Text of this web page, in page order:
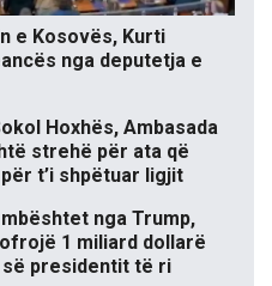
e Kosovës, Kurti
nga deputetja e
Hoxhës, Ambasada
strehë për ata që
t’i shpëtuar ligjit
nga Trump,
1 miliard dollarë
së presidentit të ri